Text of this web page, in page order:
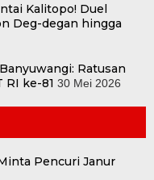
Kalitopo! Duel
Deg-degan hingga
Ratusan
RI ke-81 30 Mei 2026
Pencuri Janur